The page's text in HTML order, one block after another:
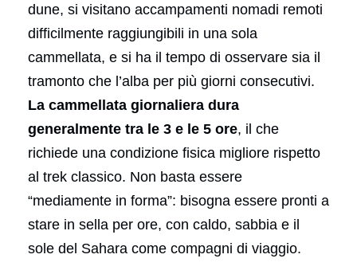
dune, si visitano accampamenti nomadi remoti
difficilmente raggiungibili in una sola
cammellata, e si ha il tempo di osservare sia il
tramonto che l’alba per più giorni consecutivi.
La cammellata giornaliera dura
generalmente tra le 3 e le 5 ore, il che
richiede una condizione fisica migliore rispetto
al trek classico. Non basta essere
“mediamente in forma”: bisogna essere pronti a
stare in sella per ore, con caldo, sabbia e il
sole del Sahara come compagni di viaggio.